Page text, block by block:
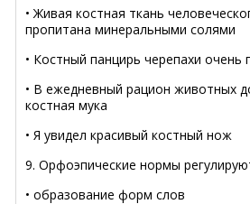
• Живая костная ткань
пропитана минеральными солями
• Костный панцирь черепахи очень
• В ежедневный рацион животных
костная мука
• Я увидел красивый костный нож
9. Орфоэпические нормы
• образование форм слов